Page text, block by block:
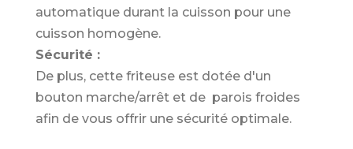
automatique durant la cuisson pour une
cuisson homogène.
Sécurité :
De plus, cette friteuse est dotée d'un
bouton marche/arrêt et de parois froides
afin de vous offrir une sécurité optimale.